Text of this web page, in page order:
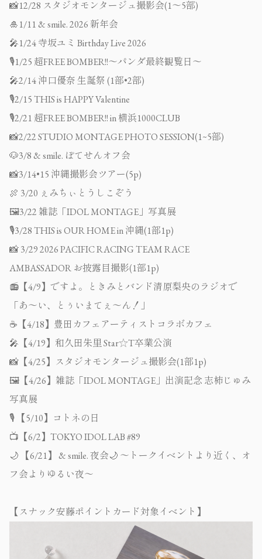
📸12/28 スタジオモンタージュ撮影会(1〜5部)
🎍1/11 & smile. 2026 新年会
🎤1/24 寺坂ユミ Birthday Live 2026
🎙️1/25 超FREE BOMBER!!〜パンダ最終観覧日〜
🎤2/14 沖口優奈 生誕祭 (1部•2部)
🎙️2/15 THIS is HAPPY Valentine
🎙️2/21 超FREE BOMBER!! in 横浜1000CLUB
📸2/22 STUDIO MONTAGE PHOTO SESSION(1~5部)
🐶3/8 & smile. ぽてせんオフ会
📸3/14•15 沖縄撮影会ツアー(5p)
🍖 3/20 ぇみちぃとうしこぞう
🖼️3/22 雑誌「IDOL MONTAGE」写真展
🎙️3/28 THIS is OUR HOME in 沖縄(1部1p)
📸 3/29 2026 PACIFIC RACING TEAM RACE
AMBASSADOR お披露目撮影(1部1p)
📻 【4/9】ですよ。ときみとバンド清原梨央のラジオで
「あ〜い、とぅいまてぇ〜ん！」
☕️ 【4/18】豊田カフェアーティストコラボカフェ
🎤 【4/19】和久田朱里Star☆T卒業公演
📸 【4/25】スタジオモンタージュ撮影会(1部1p)
🖼️ 【4/26】雑誌「IDOL MONTAGE」出演記念 志柿じゅみ
写真展
🎙️
【5/10】コトネの日
📺 【6/2】 TOKYO IDOL LAB #89
🌙
【6/21】 & smile.夜会🌙 〜トークイベントより近く、オ
フ会よりゆるい夜〜
【スナック安藤ポイントカード対象イベント】